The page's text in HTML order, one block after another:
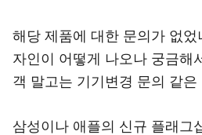
해당 제품에 대한 문의가 없
자인이 어떻게 나오나 궁금해
객 말고는 기기변경 문의 같
삼성이나 애플의 신규 플래그